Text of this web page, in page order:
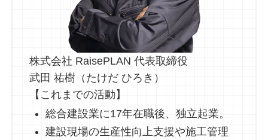
株式会社 RaisePLAN 代表取締役
武田 祐樹（たけだ ひろき）
【これまでの活動】
総合建設業に17年在職後、独立起業。
建設現場の生産性向上支援や施工管理